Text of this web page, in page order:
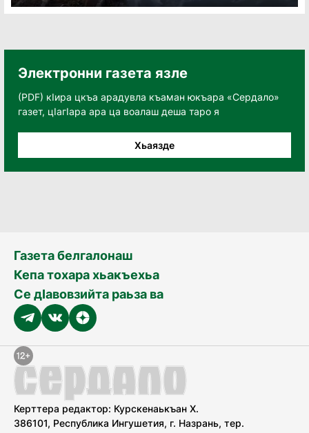
Электронни газета язле
(PDF) кӀира цкъа арадувла къаман юкъара «Сердало»
газет, цӀагӀара ара ца воалаш деша таро я
Хьаязде
Газета белгалонаш
Кепа тохара хьакъехьа
Се дӀавовзийта раьза ва
Керттера редактор: Курскенаькъан Х.
386101, Республика Ингушетия, г. Назрань, тер.